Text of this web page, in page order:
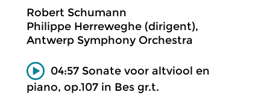
Robert Schumann
Philippe Herreweghe (dirigent),
Antwerp Symphony Orchestra
04:57 Sonate voor altviool en
piano, op.107 in Bes gr.t.